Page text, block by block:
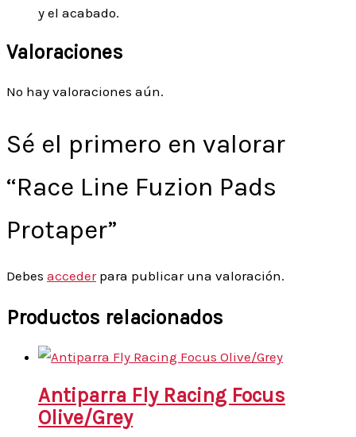
y el acabado.
Valoraciones
No hay valoraciones aún.
Sé el primero en valorar
“Race Line Fuzion Pads
Protaper”
Debes accederpara publicar una valoración.
Productos relacionados
Antiparra Fly Racing Focus
Olive/Grey